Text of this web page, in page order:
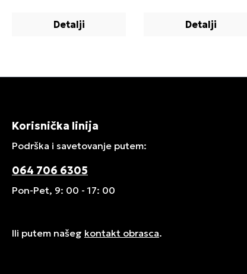
Detalji Detalji
Korisnička linija
Podrška i savetovanje putem:
064 706 6305
Pon-Pet, 9: 00 - 17: 00
Ili putem našeg kontakt obrasca.